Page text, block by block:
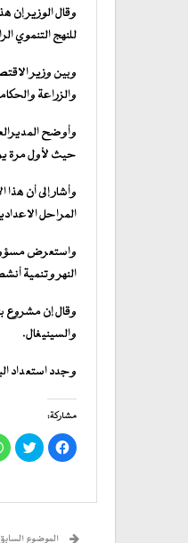
وقال الوزير إن
للنهج التنموي
والزراعة
وأوضح
حيث لأول مرة
وأشار إلى أن هذا
المراحل
واستعرض مسؤول
النهر وتنمية
وقال إن مشروع
والسينيغال.
وجدد استعداد
مشاركة:
انقر
للمشاركة
على على
الموضوع